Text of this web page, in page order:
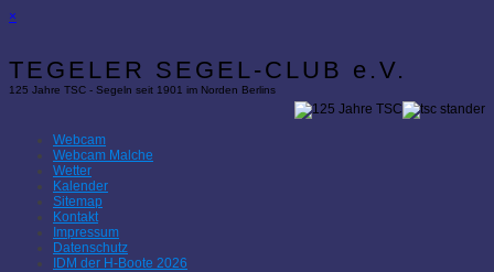
×
TEGELER SEGEL-CLUB e.V.
125 Jahre TSC - Segeln seit 1901 im Norden Berlins
Webcam
Webcam Malche
Wetter
Kalender
Sitemap
Kontakt
Impressum
Datenschutz
IDM der H-Boote 2026